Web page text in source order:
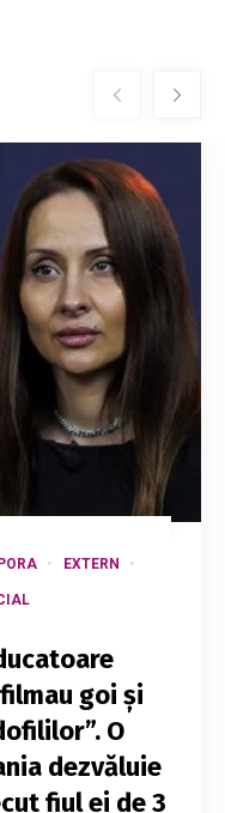
EXTERN
goi și
O
dezvăluie
fiul ei de 3